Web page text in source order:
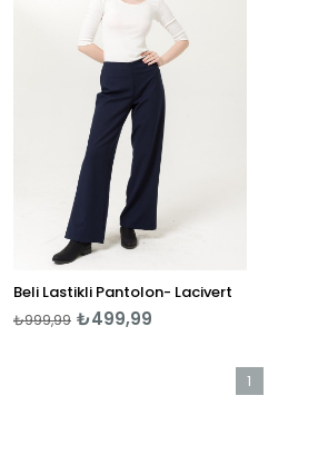
Beli Lastikli Pantolon- Lacivert
₺499,99
₺999,99
1